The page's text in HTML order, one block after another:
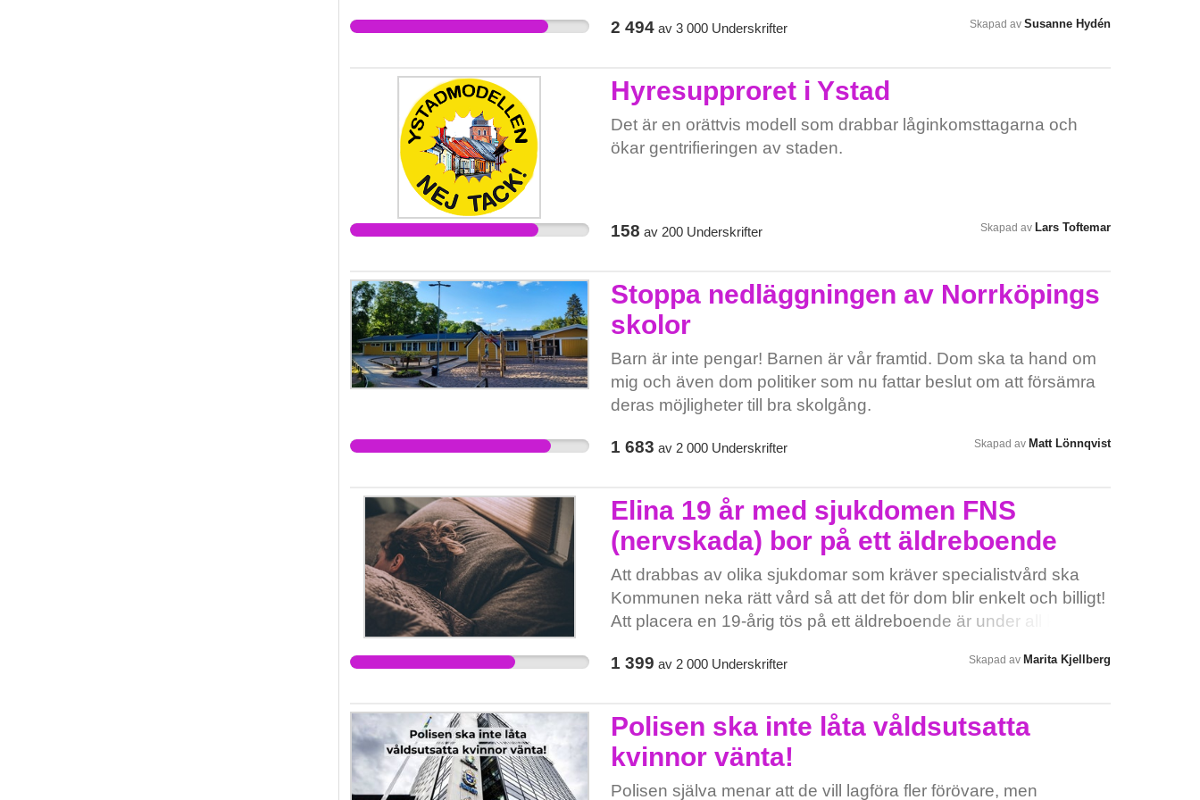
försvinner släcks alla lampor och värmen skruvas ned på 10
för vinden. Därför kräver vi genom detta upprop • En saklig och
rättvis prövning av Kulturreservatets folkhögskola • Att
Kulturreservatets folkhögskola får chansen att finna kvar för att
minska ubildningsklyftor och för en vital och levande landsbygd!
våldet ska stoppas mycket tidigare så barn slipper bli trasiga
det är.
2 494av 3 000Underskrifter Skapad av Susanne Hydén
Hyresupproret i Ystad
Det är en orättvis modell som drabbar låginkomsttagarna och
ökar gentrifieringen av staden.
158 av 200Underskrifter Skapad av Lars Toftemar
Stoppa nedläggningen av Norrköpings
skolor
Barn är inte pengar! Barnen är vår framtid. Dom ska ta hand om
mig och även dom politiker som nu fattar beslut om att försämra
deras möjligheter till bra skolgång.
1 683 av 2 000Underskrifter Skapad av Matt Lönnqvist
Elina 19 år med sjukdomen FNS
(nervskada) bor på ett äldreboende
Att drabbas av olika sjukdomar som kräver specialistvård ska
Kommunen neka rätt vård så att det för dom blir enkelt och billigt!
Att placera en 19-årig tös på ett äldreboende är under all kritik! 1.
varierade åldrar 3. Sängliggande i 23 tim/dygn kommer att
svårigheter med toalett placerad på 2:a våning i hemmet vilket
orsakar problem med utevistelse och luftombyte samt ha
möjlighet att vara flexibel i Elinas liv med denna svåra sjukdom,
har Mölndals kommun placerat 19-åriga Elina på äldrevården!
1 399 av 2 000Underskrifter Skapad av Marita Kjellberg
Polisen ska inte låta våldsutsatta
kvinnor vänta!
Polisen själva menar att de vill lagföra fler förövare, men